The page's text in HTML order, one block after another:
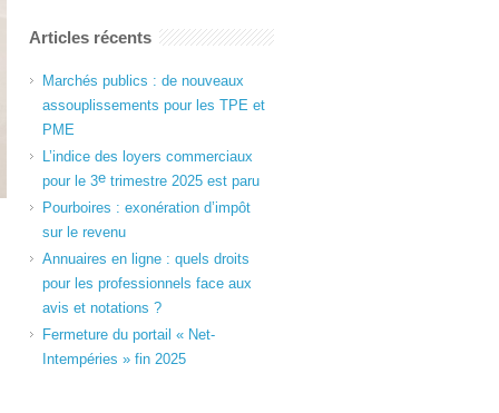
Articles récents
Marchés publics : de nouveaux
assouplissements pour les TPE et
PME
L’indice des loyers commerciaux
pour le 3e trimestre 2025 est paru
Pourboires : exonération d’impôt
sur le revenu
Annuaires en ligne : quels droits
pour les professionnels face aux
avis et notations ?
Fermeture du portail « Net-
Intempéries » fin 2025